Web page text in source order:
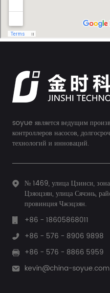
soyue является ведущим
контроллеров насосов,
технологий и инноваций.
№ 1469, улица Цзинси, зона
Цзяоцзян, улица Сячэнь,
провинция Чжэцзян.
+86 - 18605868011
+86 - 576 - 8906 9898
+86 - 576 - 8866 5959
kevin@china-soyue.com